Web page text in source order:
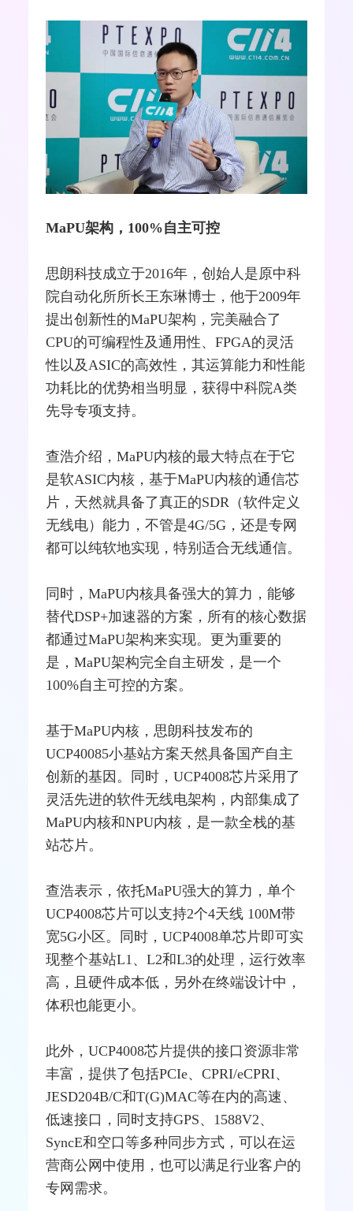
MaPU架构，100%自主可控
思朗科技成立于2016年，创始人是原中科
院自动化所所长王东琳博士，他于2009年
提出创新性的MaPU架构，完美融合了
CPU的可编程性及通用性、FPGA的灵活
性以及ASIC的高效性，其运算能力和性能
功耗比的优势相当明显，获得中科院A类
先导专项支持。
查浩介绍，MaPU内核的最大特点在于它
是软ASIC内核，基于MaPU内核的通信芯
片，天然就具备了真正的SDR （软件定义
无线电）能力，不管是4G/5G，还是专网
都可以纯软地实现，特别适合无线通信。
同时，MaPU内核具备强大的算力，能够
替代DSP+加速器的方案，所有的核心数据
都通过MaPU架构来实现。更为重要的
是，MaPU架构完全自主研发，是一个
100%自主可控的方案。
基于MaPU内核，思朗科技发布的
UCP40085小基站方案天然具备国产自主
创新的基因。同时，UCP4008芯片采用了
灵活先进的软件无线电架构，内部集成了
MaPU内核和NPU内核，是一款全栈的基
站芯片。
查浩表示，依托MaPU强大的算力，单个
UCP4008芯片可以支持2个4天线 100M带
宽5G小区。同时，UCP4008单芯片即可实
现整个基站L1、L2和L3的处理，运行效率
高，且硬件成本低，另外在终端设计中，
体积也能更小。
此外，UCP4008芯片提供的接口资源非常
丰富，提供了包括PCIe、CPRI/eCPRI、
JESD204B/C和T(G)MAC等在内的高速、
低速接口，同时支持GPS、1588V2、
SyncE和空口等多种同步方式，可以在运
营商公网中使用，也可以满足行业客户的
专网需求。